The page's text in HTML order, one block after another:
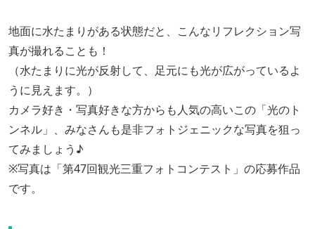
地面に水たまりがある状態だと、こんなリフレクション写
真が撮れることも！
（水たまりに光が反射して、足元にも光が広がっているよ
うに見えます。）
カメラ好き・写真好きな方からも人気の高いこの「光のト
ンネル」、みなさんも是非フォトジェニックな写真を狙っ
てみましょう♪
※写真は「第47回観光三重フォトコンテスト」の応募作品
です。